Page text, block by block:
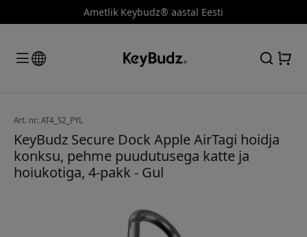
Ametlik Keybudz® aastal Eesti
Art. nr: AT4_S2_PYL
KeyBudz Secure Dock Apple AirTagi hoidja
konksu, pehme puudutusega katte ja
hoiukotiga, 4-pakk - Gul